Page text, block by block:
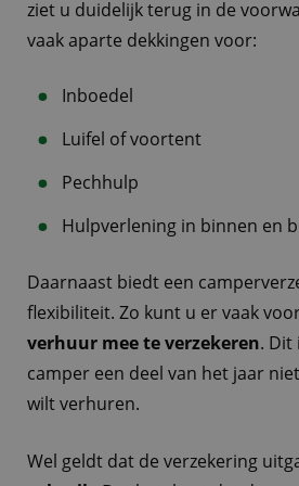
ziet u duidelijk terug in de
vaak aparte dekkingen voor:
Inboedel
Luifel of voortent
Pechhulp
Hulpverlening in binnen en
Daarnaast biedt een
flexibiliteit. Zo kunt u er vaak
verhuur mee te verzekeren. Dit
camper een deel van het jaar
wilt verhuren.
Wel geldt dat de verzekering